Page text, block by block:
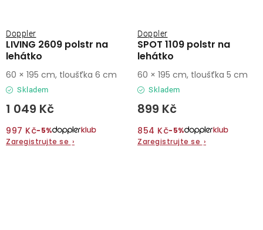
LIVING 2609 polstr na
lehátko
Doppler
Skladem
1 049 Kč
997 Kč−5%
Zaregistrujte se ›
60 × 195 cm, tloušťka 6 cm
SPOT 1109 polstr na
lehátko
Doppler
Skladem
899 Kč
854 Kč−5%
Zaregistrujte se ›
60 × 195 cm, tloušťka 5 cm